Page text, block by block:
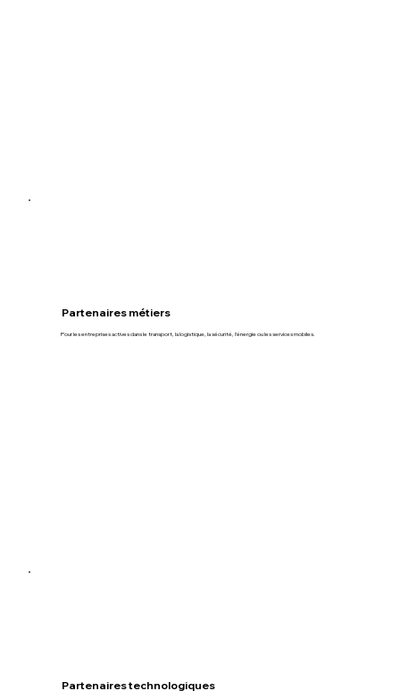
Partenaires métiers
Pour les entreprises actives dans le transport, la logistique, la sécurité, l’énergie ou les services mobiles.
Partenaires technologiques